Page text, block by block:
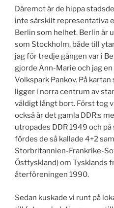
Däremot är de hippa
inte särskilt representativa
Berlin som helhet. Berlin är
som Stockholm, både till
jag för tredje gången var i
gjorde Ann-Marie och jag
Volkspark Pankov. På
ligger i norra centrum av
väldigt långt bort. Först tog
också är det gamla DDR:s
utropades DDR 1949 och
fördes de så kallade 4+2
Storbritannien-Frankrike-
Östtyskland) om Tysklands
återföreningen 1990.
Sedan kuskade vi runt på